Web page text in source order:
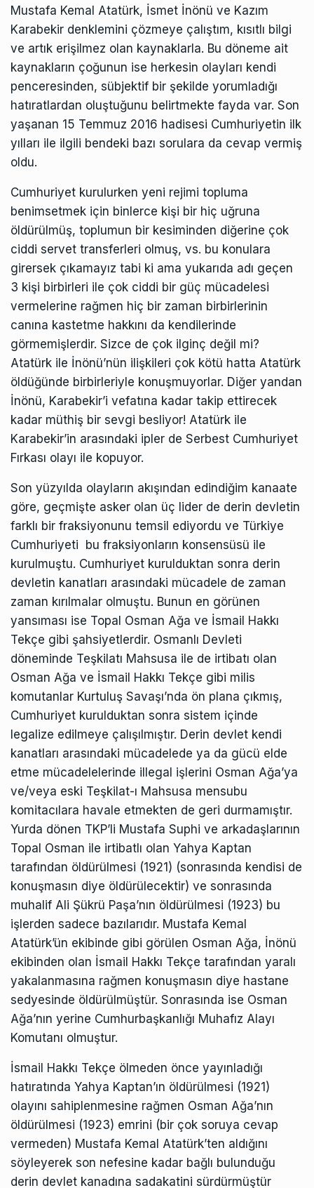
Mustafa Kemal Atatürk, İsmet İnönü ve Kazım
Karabekir denklemini çözmeye çalıştım, kısıtlı bilgi
ve artık erişilmez olan kaynaklarla. Bu döneme ait
kaynakların çoğunun ise herkesin olayları kendi
penceresinden, sübjektif bir şekilde yorumladığı
hatıratlardan oluştuğunu belirtmekte fayda var. Son
yaşanan 15 Temmuz 2016 hadisesi Cumhuriyetin ilk
yılları ile ilgili bendeki bazı sorulara da cevap vermiş
oldu.
Cumhuriyet kurulurken yeni rejimi topluma
benimsetmek için binlerce kişi bir hiç uğruna
öldürülmüş, toplumun bir kesiminden diğerine çok
ciddi servet transferleri olmuş, vs. bu konulara
girersek çıkamayız tabi ki ama yukarıda adı geçen
3 kişi birbirleri ile çok ciddi bir güç mücadelesi
vermelerine rağmen hiç bir zaman birbirlerinin
canına kastetme hakkını da kendilerinde
görmemişlerdir. Sizce de çok ilginç değil mi?
Atatürk ile İnönü’nün ilişkileri çok kötü hatta Atatürk
öldüğünde birbirleriyle konuşmuyorlar. Diğer yandan
İnönü, Karabekir’i vefatına kadar takip ettirecek
kadar müthiş bir sevgi besliyor! Atatürk ile
Karabekir’in arasındaki ipler de Serbest Cumhuriyet
Fırkası olayı ile kopuyor.
Son yüzyılda olayların akışından edindiğim kanaate
göre, geçmişte asker olan üç lider de derin devletin
farklı bir fraksiyonunu temsil ediyordu ve Türkiye
Cumhuriyeti bu fraksiyonların konsensüsü ile
kurulmuştu. Cumhuriyet kurulduktan sonra derin
devletin kanatları arasındaki mücadele de zaman
zaman kırılmalar olmuştu. Bunun en görünen
yansıması ise Topal Osman Ağa ve İsmail Hakkı
Tekçe gibi şahsiyetlerdir. Osmanlı Devleti
döneminde Teşkilatı Mahsusa ile de irtibatı olan
Osman Ağa ve İsmail Hakkı Tekçe gibi milis
komutanlar Kurtuluş Savaşı’nda ön plana çıkmış,
Cumhuriyet kurulduktan sonra sistem içinde
legalize edilmeye çalışılmıştır. Derin devlet kendi
kanatları arasındaki mücadelede ya da gücü elde
etme mücadelelerinde illegal işlerini Osman Ağa’ya
ve/veya eski Teşkilat-ı Mahsusa mensubu
komitacılara havale etmekten de geri durmamıştır.
Yurda dönen TKP’li Mustafa Suphi ve arkadaşlarının
Topal Osman ile irtibatlı olan Yahya Kaptan
tarafından öldürülmesi (1921) (sonrasında kendisi de
konuşmasın diye öldürülecektir) ve sonrasında
muhalif Ali Şükrü Paşa’nın öldürülmesi (1923) bu
işlerden sadece bazılarıdır. Mustafa Kemal
Atatürk’ün ekibinde gibi görülen Osman Ağa, İnönü
ekibinden olan İsmail Hakkı Tekçe tarafından yaralı
yakalanmasına rağmen konuşmasın diye hastane
sedyesinde öldürülmüştür. Sonrasında ise Osman
Ağa’nın yerine Cumhurbaşkanlığı Muhafız Alayı
Komutanı olmuştur.
İsmail Hakkı Tekçe ölmeden önce yayınladığı
hatıratında Yahya Kaptan’ın öldürülmesi (1921)
olayını sahiplenmesine rağmen Osman Ağa’nın
öldürülmesi (1923) emrini (bir çok soruya cevap
vermeden) Mustafa Kemal Atatürk’ten aldığını
söyleyerek son nefesine kadar bağlı bulunduğu
derin devlet kanadına sadakatini sürdürmüştür